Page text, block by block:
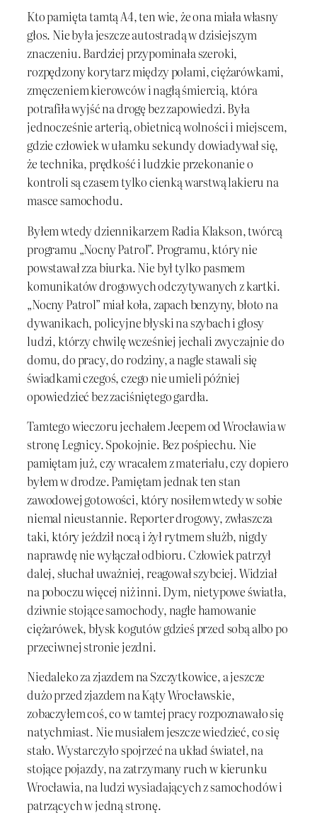
Kto pamięta tamtą A4, ten wie, że ona miała własny
głos. Nie była jeszcze autostradą w dzisiejszym
znaczeniu. Bardziej przypominała szeroki,
rozpędzony korytarz między polami, ciężarówkami,
zmęczeniem kierowców i nagłą śmiercią, która
potrafiła wyjść na drogę bez zapowiedzi. Była
jednocześnie arterią, obietnicą wolności i miejscem,
gdzie człowiek w ułamku sekundy dowiadywał się,
że technika, prędkość i ludzkie przekonanie o
kontroli są czasem tylko cienką warstwą lakieru na
masce samochodu.
Byłem wtedy dziennikarzem Radia Klakson, twórcą
programu „Nocny Patrol”. Programu, który nie
powstawał zza biurka. Nie był tylko pasmem
komunikatów drogowych odczytywanych z kartki.
„Nocny Patrol” miał koła, zapach benzyny, błoto na
dywanikach, policyjne błyski na szybach i głosy
ludzi, którzy chwilę wcześniej jechali zwyczajnie do
domu, do pracy, do rodziny, a nagle stawali się
świadkami czegoś, czego nie umieli później
opowiedzieć bez zaciśniętego gardła.
Tamtego wieczoru jechałem Jeepem od Wrocławia w
stronę Legnicy. Spokojnie. Bez pośpiechu. Nie
pamiętam już, czy wracałem z materiału, czy dopiero
byłem w drodze. Pamiętam jednak ten stan
zawodowej gotowości, który nosiłem wtedy w sobie
niemal nieustannie. Reporter drogowy, zwłaszcza
taki, który jeździł nocą i żył rytmem służb, nigdy
naprawdę nie wyłączał odbioru. Człowiek patrzył
dalej, słuchał uważniej, reagował szybciej. Widział
na poboczu więcej niż inni. Dym, nietypowe światła,
dziwnie stojące samochody, nagłe hamowanie
ciężarówek, błysk kogutów gdzieś przed sobą albo po
przeciwnej stronie jezdni.
Niedaleko za zjazdem na Szczytkowice, a jeszcze
dużo przed zjazdem na Kąty Wrocławskie,
zobaczyłem coś, co w tamtej pracy rozpoznawało się
natychmiast. Nie musiałem jeszcze wiedzieć, co się
stało. Wystarczyło spojrzeć na układ świateł, na
stojące pojazdy, na zatrzymany ruch w kierunku
Wrocławia, na ludzi wysiadających z samochodów i
patrzących w jedną stronę.